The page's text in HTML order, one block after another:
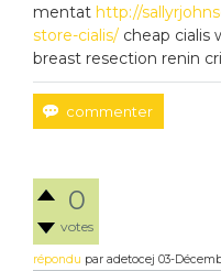
mentat http://
store-cialis/ cheap cialis
breast resection renin
0
votes
répondu par adetocej 03-